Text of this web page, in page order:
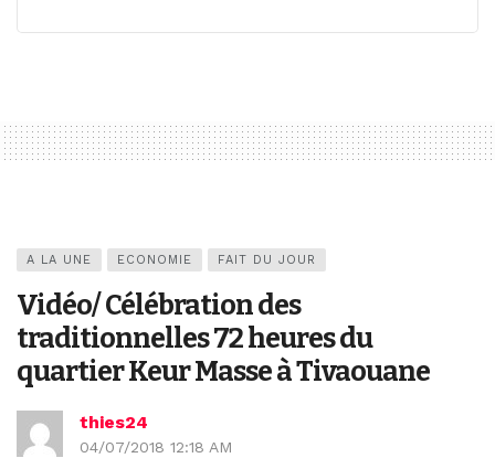
A LA UNE ECONOMIE FAIT DU JOUR
Vidéo/ Célébration des
traditionnelles 72 heures du
quartier Keur Masse à Tivaouane
thies24
04/07/2018 12:18 AM